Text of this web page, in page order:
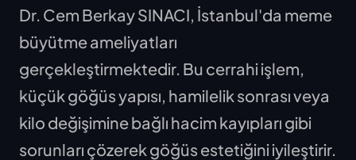
Merkezi
Dr. Cem Berkay SINACI, İstanbul'da meme
büyütme ameliyatları
gerçekleştirmektedir. Bu cerrahi işlem,
küçük göğüs yapısı, hamilelik sonrası veya
kilo değişimine bağlı hacim kayıpları gibi
sorunları çözerek göğüs estetiğini iyileştirir.